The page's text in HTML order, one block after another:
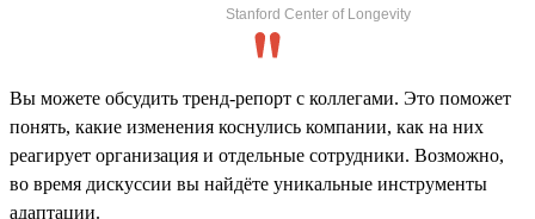
Stanford Center of Longevity
Вы можете обсудить тренд-репорт с коллегами. Это поможет
понять, какие изменения коснулись компании, как на них
реагирует организация и отдельные сотрудники. Возможно,
во время дискуссии вы найдёте уникальные инструменты
адаптации.